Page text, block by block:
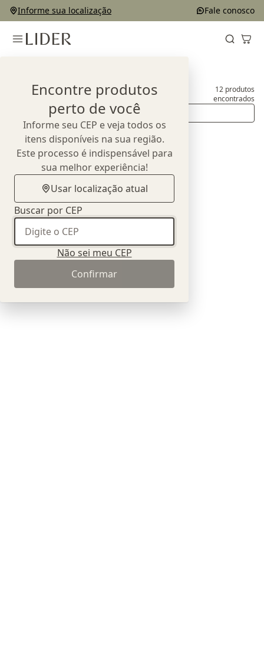
Informe sua localização Fale conosco
Encontre produtos
perto de você
Informe seu CEP e veja todos os
itens disponíveis na sua região.
Este processo é indispensável para
sua melhor experiência!
Usar localização atual
Buscar por CEP
Não sei meu CEP
Confirmar
Aparadores e Buffets 12 produtos
encontrados
Ordenar